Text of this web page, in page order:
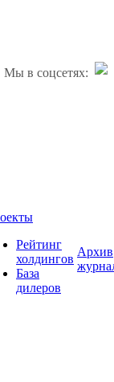
Мы в соцсетях:
Рейтинг
холдингов
База
дилеров
Архив